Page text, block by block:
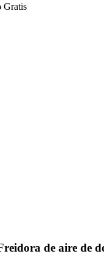
Gratis
de aire de